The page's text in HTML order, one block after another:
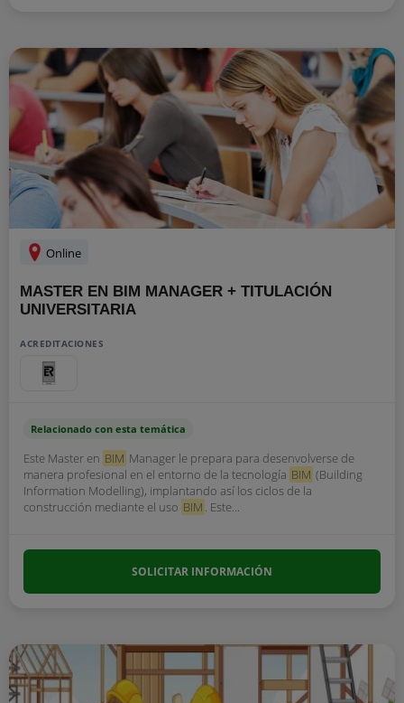
Online
MASTER EN BIM MANAGER + TITULACIÓN
UNIVERSITARIA
ACREDITACIONES
Relacionado con esta temática
Este Master en BIM Manager le prepara para desenvolverse de
manera profesional en el entorno de la tecnología BIM (Building
Information Modelling), implantando así los ciclos de la
construcción mediante el uso BIM . Este...
SOLICITAR INFORMACIÓN